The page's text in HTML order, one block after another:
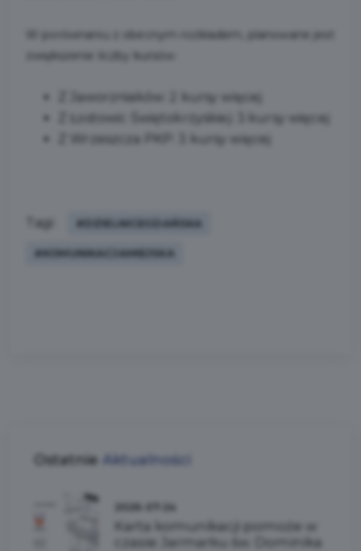
W porównaniu z obecnym rozkładem, planowane jest
zwiększenie liczby kursów:
Z Jaworzniaków: 2 kursy więcej
Z Łostowic Świętokrzyskiej: 3 kursy więcej
Z Wrzeszcza PKP: 3 kursy więcej
Tagi: #DZIELNICEGDAŃSKA
#KOMUNIKACJAMIEJSKA
Ostatnie Aktualności
2026-07-24
Karta komunikacji pomoże w
czasie Jarmarku św. Dominika